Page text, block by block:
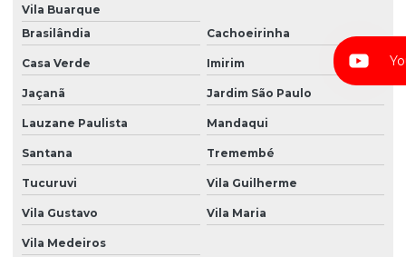
Maquina de cortar a laser
Maquina de cortar papel a laser
Maquina de cortar papel a laser preço
Maquina de cortar tecido a laser
Maquina de cortar tecido a laser preço
Maquina de corte de papel a laser
Maquina de corte de papel a laser preço
Vila Buarque
Brasilândia
Cachoeirinha
Casa Verde Imirim
Jaçanã Jardim São Paulo
Lauzane Paulista Mandaqui
Santana Tremembé
Tucuruvi Vila Guilherme
Vila Gustavo Vila Maria
Vila Medeiros